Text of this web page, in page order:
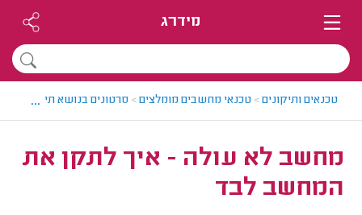
מידרג
טכנאים ותיקונים> טכנאי מחשבים מומלצים> סרטונים בנושא תיקוני
...
מחשב לא עולה - איך לתקן את
המחשב לבד